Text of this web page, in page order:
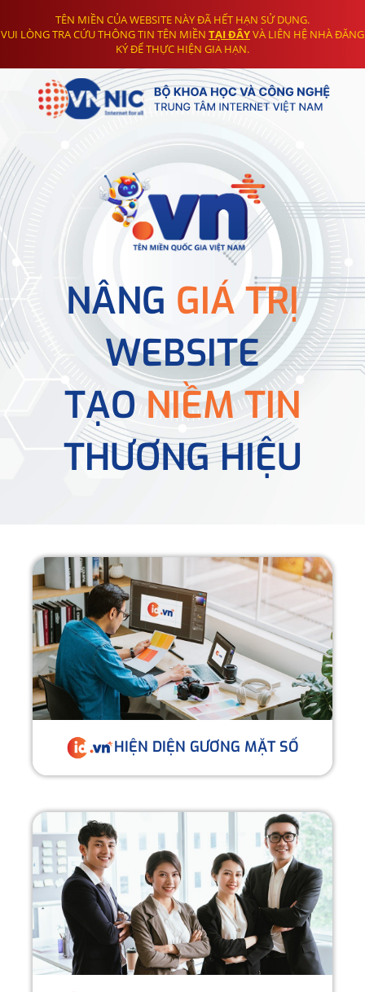
TÊN MIỀN CỦA WEBSITE NÀY ĐÃ HẾT HẠN SỬ DỤNG.
VUI LÒNG TRA CỨU THÔNG TIN TÊN MIỀN TẠI ĐÂYVÀ LIÊN HỆ NHÀ ĐĂNG
KÝ ĐỂ THỰC HIỆN GIA HẠN.
NÂNG GIÁ TRỊ
WEBSITE
TẠONIỀM TIN
THƯƠNG HIỆU
HIỆN DIỆN GƯƠNG MẶT SỐ